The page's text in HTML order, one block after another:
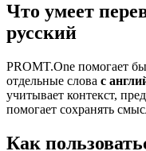
Что умеет
русский
PROMT.One помогает
отдельные слова с
учитывает контекст,
помогает сохранять
Как